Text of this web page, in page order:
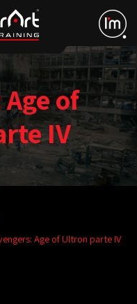
of
IV
Age of Ultron parte IV